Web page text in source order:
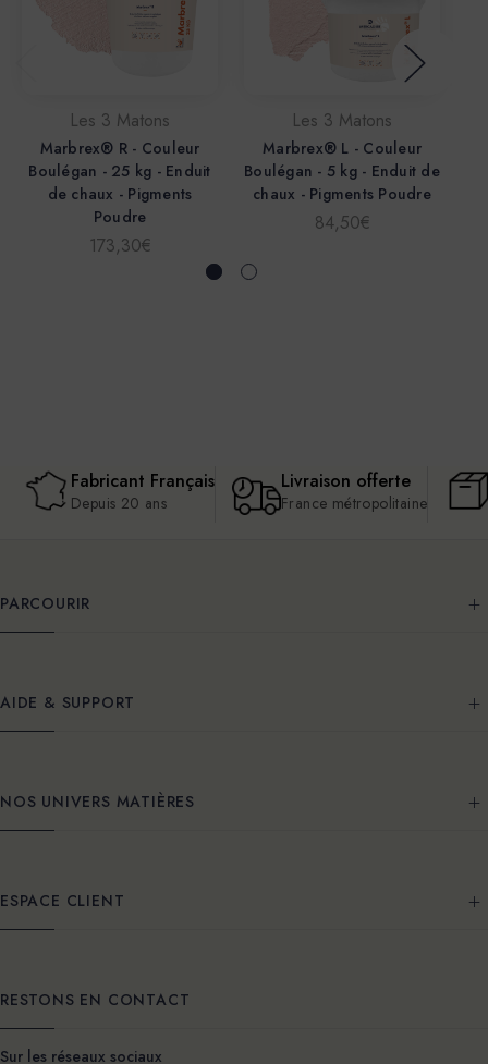
Les 3 Matons
Marbrex® R - Couleur
Boulégan - 25 kg - Enduit
de chaux - Pigments
Poudre
173,30€
Les 3 Matons
Marbrex® L - Couleur
Boulégan - 5 kg - Enduit de
chaux - Pigments Poudre
84,50€
Fabricant Français
Depuis 20 ans
Livraison offerte
France métropolitaine
PARCOURIR
AIDE & SUPPORT
NOS UNIVERS MATIÈRES
ESPACE CLIENT
RESTONS EN CONTACT
Sur les réseaux sociaux